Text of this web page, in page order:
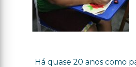
Há quase 20 anos como